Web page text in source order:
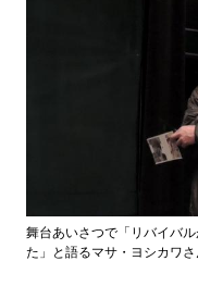
舞台あいさつで「リバイバ
た」と語るマサ・ヨシカワさ